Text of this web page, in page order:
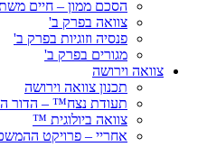
הסכם ממון – חיים
צוואה בפרק ב'
פנסיה וזוגיות בפרק ב'
מגורים בפרק ב'
צוואה וירושה
תכנון צוואה וירושה
תעודת נצח™ – הדור
צוואה ביולוגית ™
אחריי – פרויקט